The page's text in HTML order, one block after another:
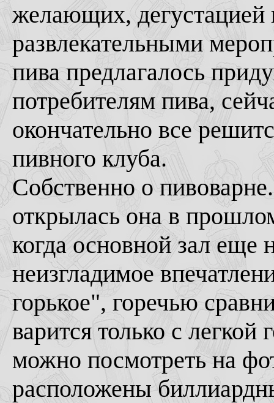
желающих, дегустацией
развлекательными
пива предлагалось
потребителям пива,
окончательно все
пивного клуба.
Собственно о
открылась она в
когда основной зал еще
неизгладимое
горькое", горечью
варится только с
можно посмотреть на
расположены